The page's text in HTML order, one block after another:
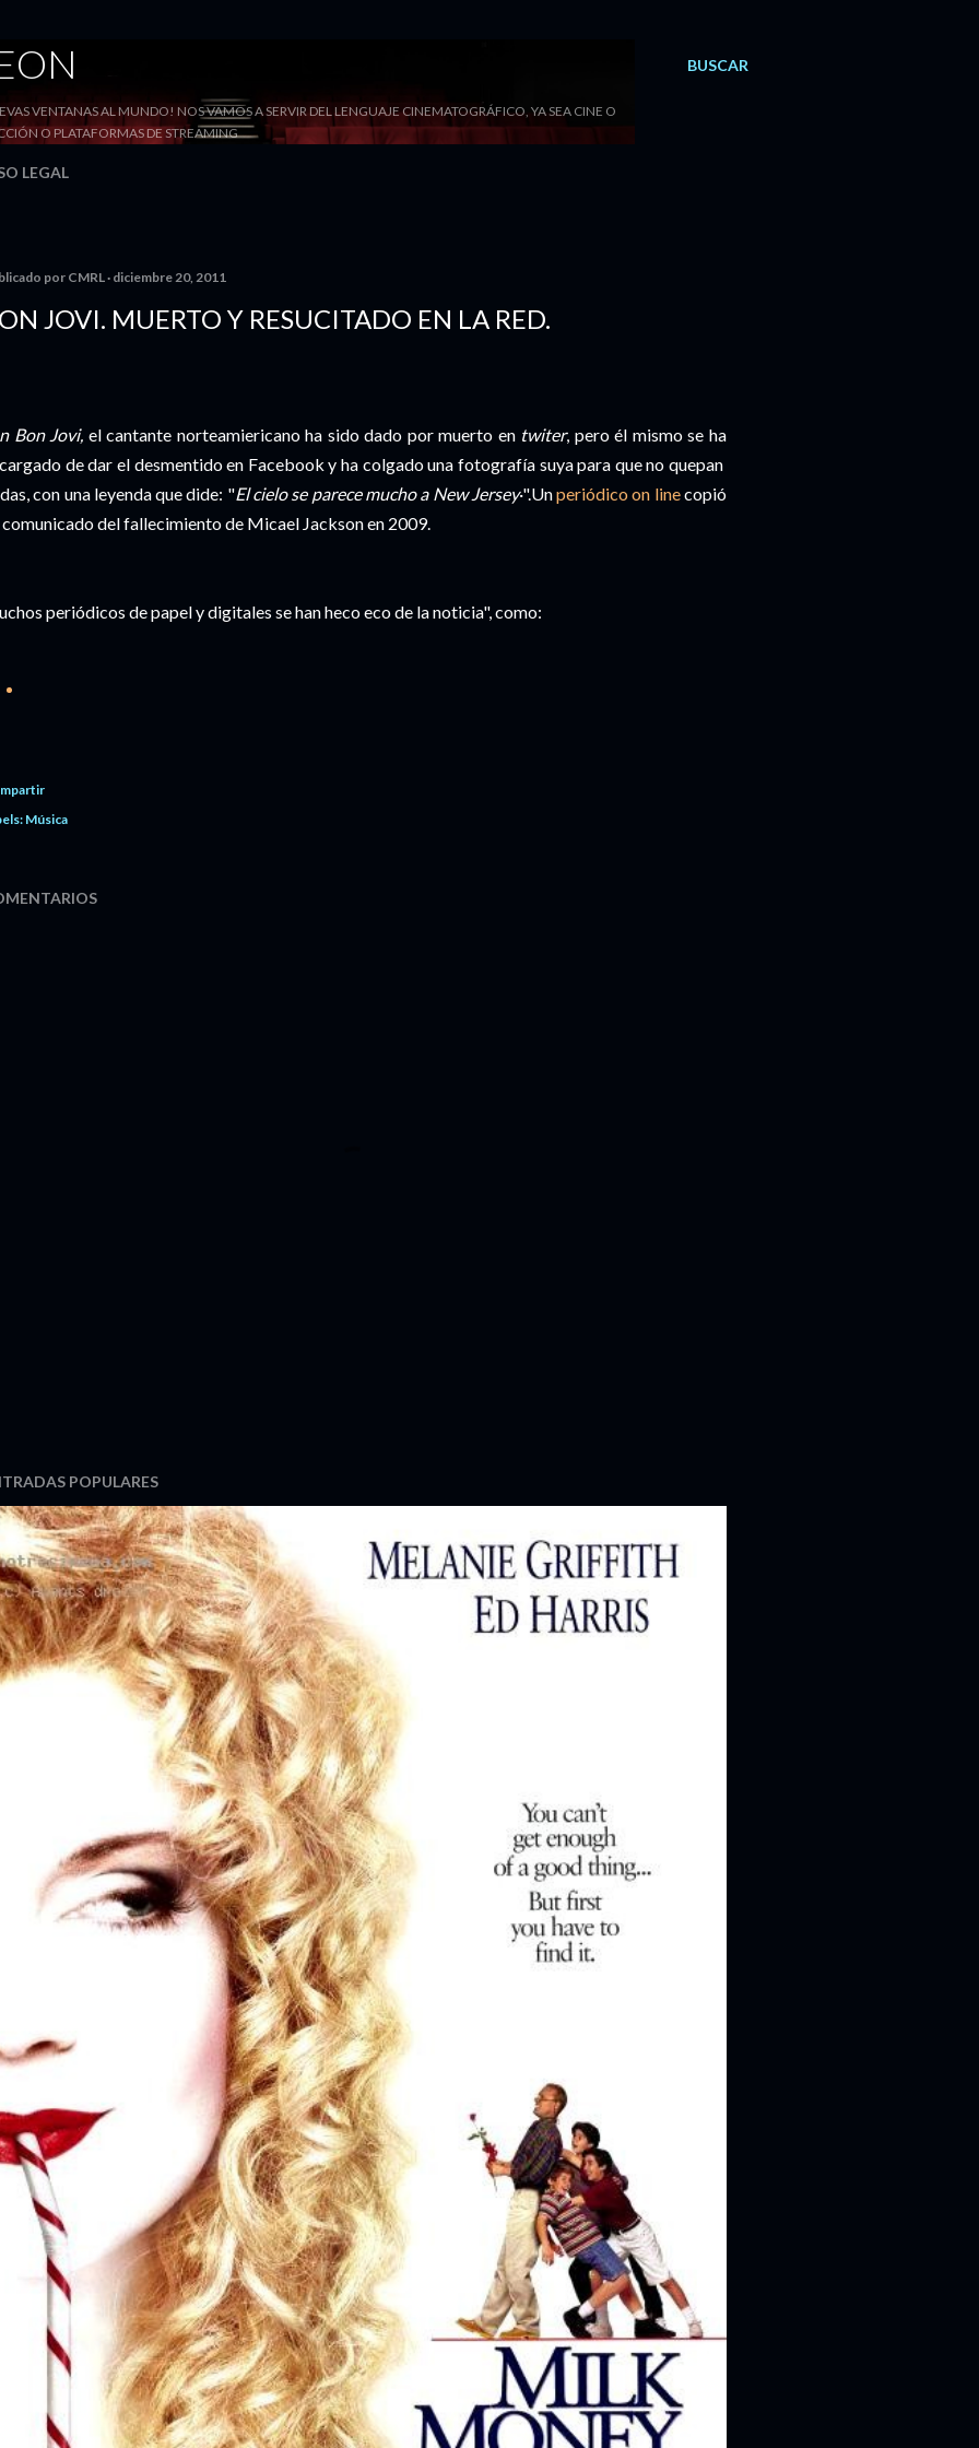
BUSCAR
VENTANAS AL MUNDO! NOS VAMOS A SERVIR DEL LENGUAJE CINEMATOGRÁFICO, YA SEA CINE O
O PLATAFORMAS DE STREAMING
LEGAL
por CMRL diciembre 20, 2011
JOVI. MUERTO Y RESUCITADO EN LA RED.
Bon Jovi, el cantante norteamiericano ha sido dado por muerto en twiter, pero él mismo se ha
de dar el desmentido en Facebook y ha colgado una fotografía suya para que no quepan
con una leyenda que dide: "El cielo se parece mucho a New Jersey·".Unperiódico on linecopió
comunicado del fallecimiento de Micael Jackson en 2009.
periódicos de papel y digitales se han heco eco de la noticia", como:
Música
POPULARES